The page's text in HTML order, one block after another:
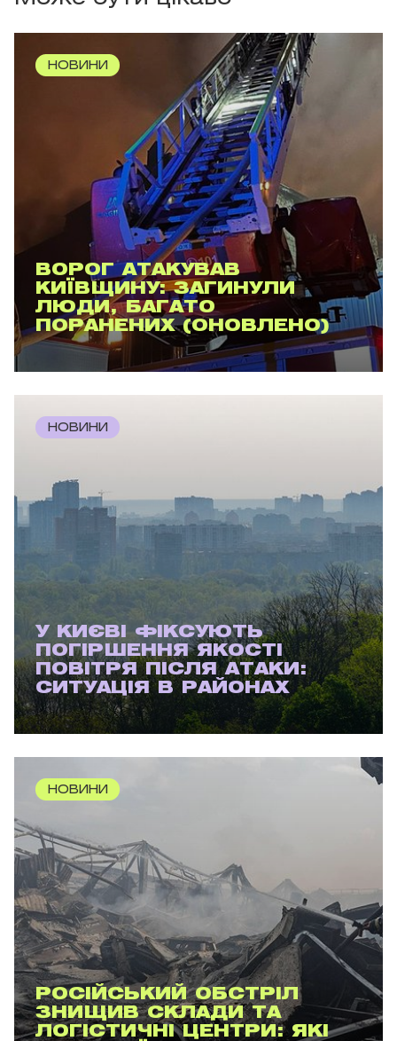
НОВИНИ
ВОРОГ АТАКУВАВ
КИЇВЩИНУ: ЗАГИНУЛИ
ЛЮДИ, БАГАТО
ПОРАНЕНИХ (ОНОВЛЕНО)
НОВИНИ
У КИЄВІ ФІКСУЮТЬ
ПОГІРШЕННЯ ЯКОСТІ
ПОВІТРЯ ПІСЛЯ АТАКИ:
СИТУАЦІЯ В РАЙОНАХ
НОВИНИ
РОСІЙСЬКИЙ ОБСТРІЛ
ЗНИЩИВ СКЛАДИ ТА
ЛОГІСТИЧНІ ЦЕНТРИ: ЯКІ